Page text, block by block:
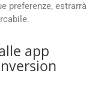
preferenze, estrarrà
app